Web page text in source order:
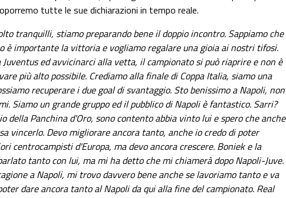
tutte le sue dichiarazioni in tempo reale.
tranquilli, stiamo preparando bene il doppio incontro. Sappiamo che
è importante la vittoria e vogliamo regalare una gioia ai nostri tifosi.
ed avvicinarci alla vetta, il campionato si può riaprire e non è
più alto possibile. Crediamo alla finale di Coppa Italia, siamo una
recuperare i due goal di svantaggio. Sto benissimo a Napoli, non
Siamo un grande gruppo ed il pubblico di Napoli è fantastico. Sarri?
della Panchina d'Oro, sono contento abbia vinto lui e spero che anche
vincerlo. Devo migliorare ancora tanto, anche io credo di poter
centrocampisti d'Europa, ma devo ancora crescere. Boniek e la
tanto con lui, ma mi ha detto che mi chiamerà dopo Napoli-Juve.
a Napoli, mi trovo davvero bene anche se lavoriamo tanto e va
dare ancora tanto al Napoli da qui alla fine del campionato. Real